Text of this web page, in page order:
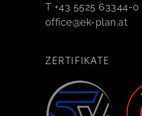
T +43 5525 63344-0
office@ek-plan.at
ZERTIFIKATE